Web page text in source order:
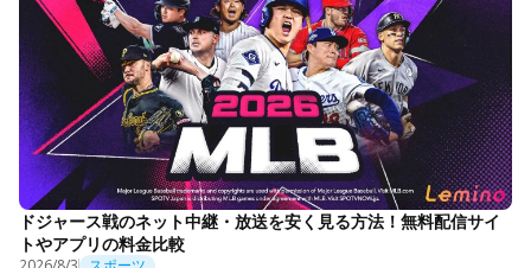
ドジャース戦のネット中継・放送を安く見る方法！無料配信サイ
トやアプリの料金比較